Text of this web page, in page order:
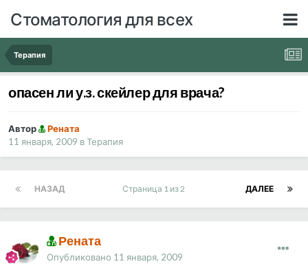
Стоматология для всех
Терапия
опасен ли у.з. скейлер для врача?
Автор
Рената
11 января, 2009 вТерапия
НАЗАД ДАЛЕЕ
Страница 1 из 2
Рената
Опубликовано 11 января, 2009